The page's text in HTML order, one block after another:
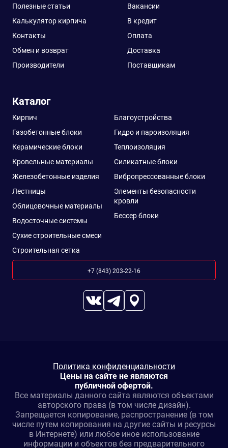
Полезные статьи
Вакансии
Калькулятор кирпича
В кредит
Контакты
Оплата
Обмен и возврат
Доставка
Производители
Поставщикам
Каталог
Кирпич
Газобетонные блоки
Керамические блоки
Кровельные материалы
Железобетонные изделия
Лестницы
Облицовочные материалы
Водосточные системы
Сухие строительные смеси
Строительная сетка
Благоустройства
Гидро и пароизоляция
Теплоизоляция
Силикатные блоки
Вибропрессованные блоки
Элементы безопасности
кровли
Бессер блоки
+7 (843) 203-22-16
Цены на сайте не являются
публичной офертой.
Все материалы данного сайта являются объектами
авторского права (в том числе дизайн).
Запрещается копирование, распространение (в том
числе путем копирования на другие сайты и ресурсы
в Интернете) или любое иное использование
информации и объектов без предварительного
Политика конфиденциальности